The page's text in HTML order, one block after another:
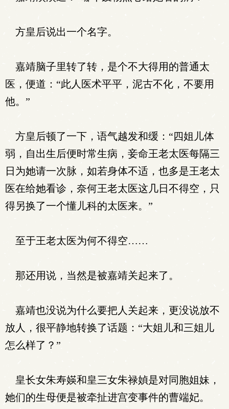
方皇后说出一个名字。
嘉靖脑子里转了转，是个不大得用的普通太
医，便道：“此人医术平平，泥古不化，不要用
他。”
方皇后顿了一下，语气越发和缓：“四姐儿体
弱，自出生后便时常生病，妾命王老太医每隔三
日为她请一次脉，如若身体不适，也多是王老太
医在给她看诊，奈何王老太医这几日不得空，只
得另换了一个懂儿科的太医来。”
至于王老太医为何不得空……
那还用说，当然是被嘉靖关起来了。
嘉靖也没说为什么要把人关起来，更没说放不
放人，很平静地转换了话题：“大姐儿和三姐儿
怎么样了？”
皇长女朱寿媖和皇三女朱禄媜是对同胞姐妹，
她们的生母便是被牵扯进宫变事件的曹端妃。